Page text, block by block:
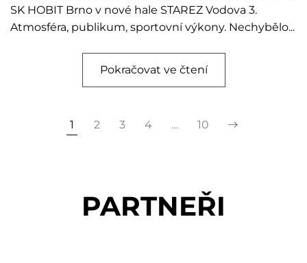
SK HOBIT Brno v nové hale STAREZ Vodova 3.
Atmosféra, publikum, sportovní výkony. Nechybělo...
Pokračovat ve čtení
1 2 3 4 … 10
PARTNEŘI